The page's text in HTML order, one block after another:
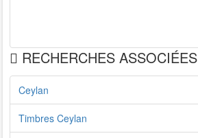
RECHERCHES ASSOCIÉES
Ceylan
Timbres Ceylan